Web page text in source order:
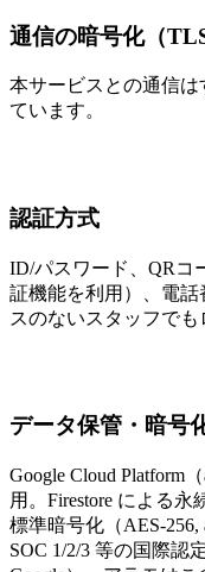
通信の暗号化（TLS
本サービスとの通信
ています。
認証方式
ID/パスワード、QRコ
証機能を利用）、電
スのないスタッフでも
データ保管・暗号
Google Cloud Platform
用。Firestore による
標準暗号化（AES-256,
SOC 1/2/3 等の国際認